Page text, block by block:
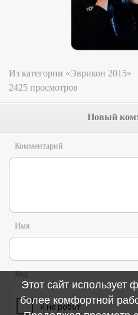
Из категории «Эврикон 2015»
2425 просмотров
Новый
Комментарий
Имя
Код
Этот сайт использует
более комфортной